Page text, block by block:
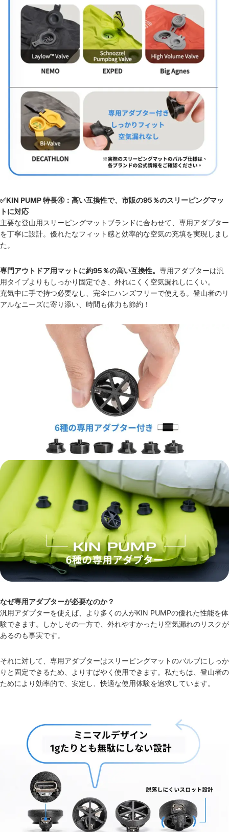
✅KIN PUMP 特長④：高い互換性で、市販の95％のスリーピングマッ
トに対応
主要な登山用スリーピングマットブランドに合わせて、専用アダプター
を丁寧に設計。優れたなフィット感と効率的な空気の充填を実現しまし
た。
専門アウトドア用マットに約95％の高い互換性。 専用アダプターは汎
用タイプよりもしっかり固定でき、外れにくく空気漏れしにくい。
充気中に手で持つ必要なし、完全にハンズフリーで使える。登山者のリ
アルなニーズに寄り添い、時間も体力も節約！
なぜ専用アダプターが必要なのか？
汎用アダプターを使えば、より多くの人がKIN PUMPの優れた性能を体
験できます。しかしその一方で、外れやすかったり空気漏れのリスクが
あるのも事実です。
それに対して、専用アダプターはスリーピングマットのバルブにしっか
りと固定できるため、よりすばやく使用できます。私たちは、登山者の
ためにより効率的で、安定し、快適な使用体験を追求しています。